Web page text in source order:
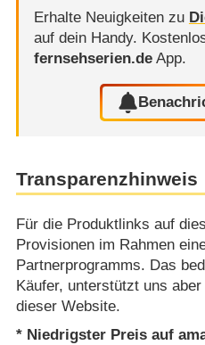
Erhalte Neuigkeiten zu
auf dein Handy.
fernsehserien.deApp.
Transparenzhinweis
Für die Produktlinks auf
Provisionen im Rahmen
Partnerprogramms. Das
Käufer, unterstützt uns
dieser Website.
* Niedrigster Preis auf